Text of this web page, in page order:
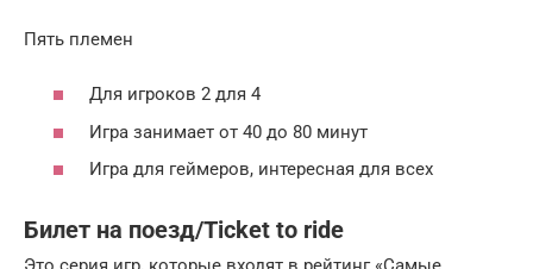
Пять племен
Для игроков 2 для 4
Игра занимает от 40 до 80 минут
Игра для геймеров, интересная для всех
Билет на поезд/Ticket to ride